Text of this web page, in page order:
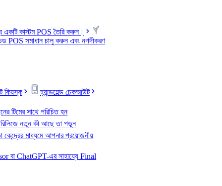
একটি কাস্টম POS তৈরি করুন।
POS সমাধান চালু করুন এবং নগদীকরণ
কিয়স্ক হ্যান্ডহেল্ড চেকআউট
টিমের সাথে পরিচিত হন
রিলিজে নতুন কী আছে তা পড়ুন
কেন্দ্রের মাধ্যমে আপনার প্রয়োজনীয়
বা ChatGPT-এর সাহায্যে Final